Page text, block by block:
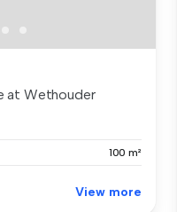
at Wethouder
100 m²
View more